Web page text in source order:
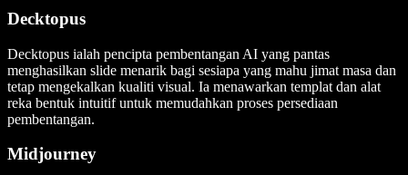
Decktopus
Decktopus ialah pencipta pembentangan AI yang pantas
menghasilkan slide menarik bagi sesiapa yang mahu jimat masa dan
tetap mengekalkan kualiti visual. Ia menawarkan templat dan alat
reka bentuk intuitif untuk memudahkan proses persediaan
pembentangan.
Midjourney